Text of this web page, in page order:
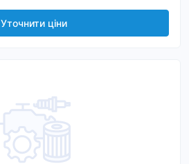
Уточнити ціни